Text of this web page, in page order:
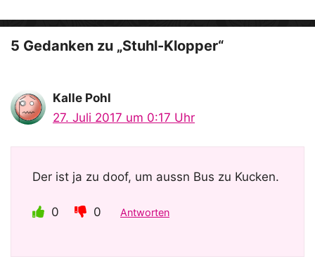
e
o
5 Gedanken zu „Stuhl-Klopper“
Kalle Pohl
27. Juli 2017 um 0:17 Uhr
Der ist ja zu doof, um aussn Bus zu Kucken.
0 0 Antworten